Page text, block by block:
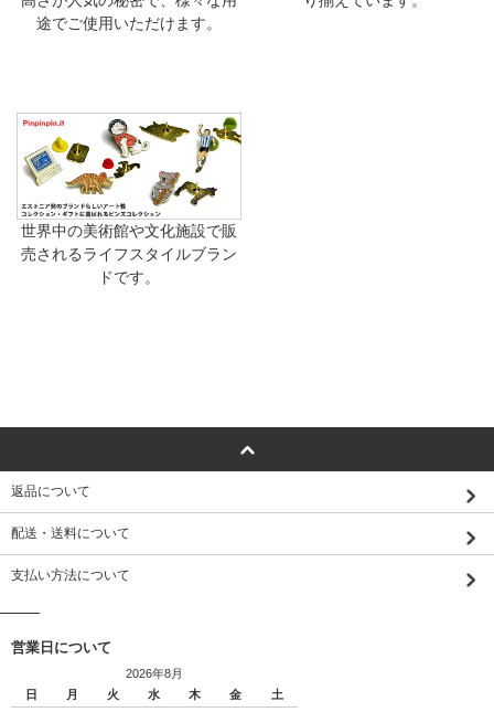
途でご使用いただけます。
世界中の美術館や文化施設で販
売されるライフスタイルブラン
ドです。
返品について
配送・送料について
支払い方法について
営業日について
2026年8月
日
月 火 水 木 金 土